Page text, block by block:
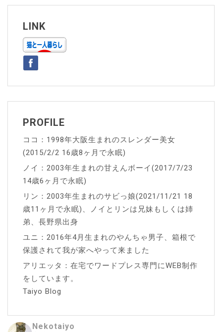
ビ
ゲ
ー
シ
ョ
ン
LINK
PROFILE
ココ：1998年大阪生まれのスレンダー美女
(2015/2/2 16歳8ヶ月で永眠)
ノイ：2003年生まれの甘えんボーイ(2017/7/23
14歳6ヶ月で永眠)
リン：2003年生まれのサビっ娘(2021/11/21 18
歳11ヶ月で永眠)、ノイとリンは兄妹もしくは姉
弟、長野県出身
ユニ：2016年4月生まれのやんちゃ男子、箱根で
保護されて我が家へやって来ました
アリエッタ：在宅でワードプレス専門にWEB制作
をしています。
Taiyo Blog
Nekotaiyo